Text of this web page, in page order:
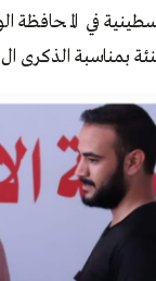
الذكرى ال 16 لانطلاقة الحركة